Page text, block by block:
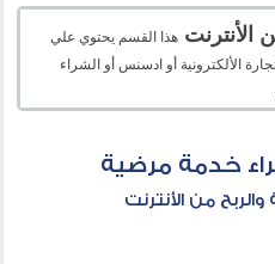
الأنترنت هذا القسم يحتوي علي
الألكترونية أو ادسنس أو الشراء
خدمة مرضية
والربح من الأنترنت